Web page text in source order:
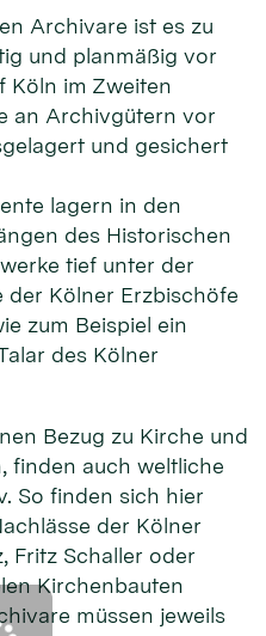
Archivare ist es zu
und planmäßig vor
Köln im Zweiten
an Archivgütern vor
und gesichert
lagern in den
des Historischen
tief unter der
der Kölner Erzbischöfe
zum Beispiel ein
des Kölner
Bezug zu Kirche und
finden auch weltliche
So finden sich hier
der Kölner
Fritz Schaller oder
Kirchenbauten
müssen jeweils